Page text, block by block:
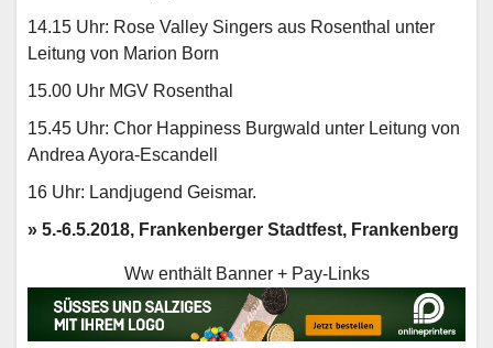
14.15 Uhr: Rose Valley Singers aus Rosenthal unter
Leitung von Marion Born
15.00 Uhr MGV Rosenthal
15.45 Uhr: Chor Happiness Burgwald unter Leitung von
Andrea Ayora-Escandell
16 Uhr: Landjugend Geismar.
» 5.-6.5.2018, Frankenberger Stadtfest, Frankenberg
Ww enthält Banner + Pay-Links